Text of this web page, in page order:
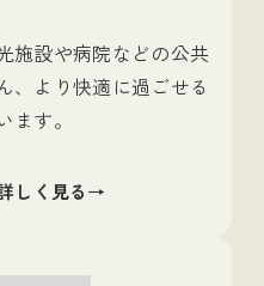
施設や病院などの公共
、より快適に過ごせる
す。
しく見る